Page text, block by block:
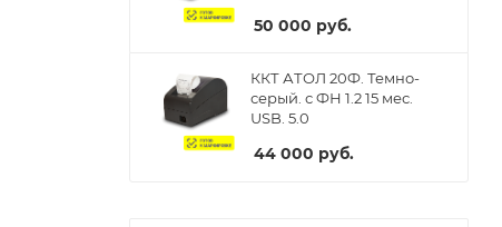
50 000 руб.
ККТ АТОЛ 20Ф. Темно-
серый. с ФН 1.2 15 мес.
USB. 5.0
44 000 руб.